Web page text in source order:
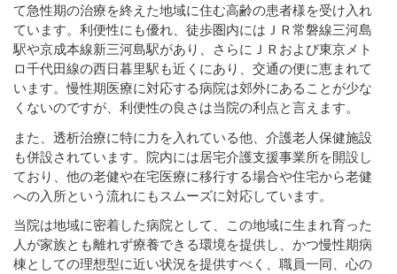
て急性期の治療を終えた地域に住む高齢の患者様を受け入れ
ています。利便性にも優れ、徒歩圏内にはＪＲ常磐線三河島
駅や京成本線新三河島駅があり、さらにＪＲおよび東京メト
ロ千代田線の西日暮里駅も近くにあり、交通の便に恵まれて
います。慢性期医療に対応する病院は郊外にあることが少な
くないのですが、利便性の良さは当院の利点と言えます。
また、透析治療に特に力を入れている他、介護老人保健施設
も併設されています。院内には居宅介護支援事業所を開設し
ており、他の老健や在宅医療に移行する場合や住宅から老健
への入所という流れにもスムーズに対応しています。
当院は地域に密着した病院として、この地域に生まれ育った
人が家族とも離れず療養できる環境を提供し、かつ慢性期病
棟としての理想型に近い状況を提供すべく、職員一同、心の